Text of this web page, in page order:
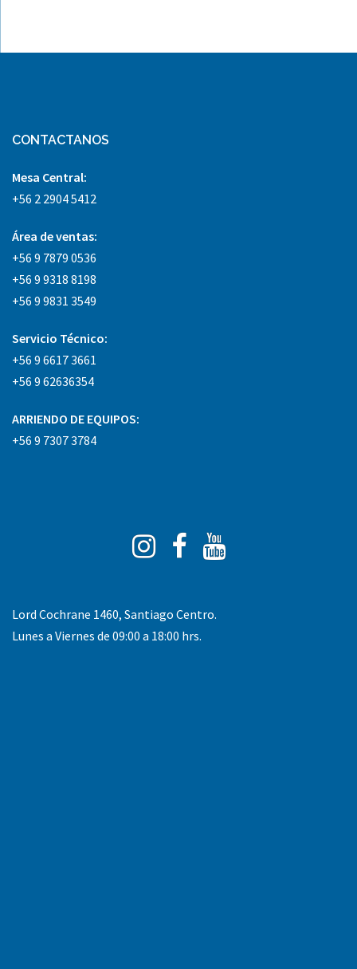
CONTACTANOS
Mesa Central:
+56 2 2904 5412
Área de ventas:
+56 9 7879 0536
+56 9 9318 8198
+56 9 9831 3549
Servicio Técnico:
+56 9 6617 3661
+56 9 62636354
ARRIENDO DE EQUIPOS:
+56 9 7307 3784
Instagram
Facebook
Tube
Lord Cochrane 1460, Santiago Centro.
Lunes a Viernes de 09:00 a 18:00 hrs.